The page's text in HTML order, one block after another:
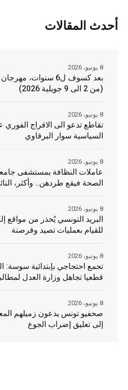
أحدث المقالات
بعد كسوف ل6 سنوات،
(من 2 الى 9 جويلية 2026)
8 يونيو، 2026
تقاطع تدعو الى الافراج
السياسية سوار البرقاوي
8 يونيو، 2026
عاملات النظافة بمستشفى
الصحة فيقع طردهن.. وأكثر،
8 يونيو، 2026
البريد التونسي يُحذر من مواقع
للقيام بعمليات تصيد وقرصنة
8 يونيو، 2026
تجمع احتجاجي بإبتدائية
قطعيا تجاهل وزارة العدل
8 يونيو، 2026
صحفيو تونس يدعون زميلهم
إلى تعليق إضراب الجوع
8 يونيو، 2026